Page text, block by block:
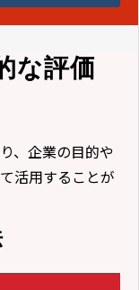
な評価
、企業の目的や
活用することが